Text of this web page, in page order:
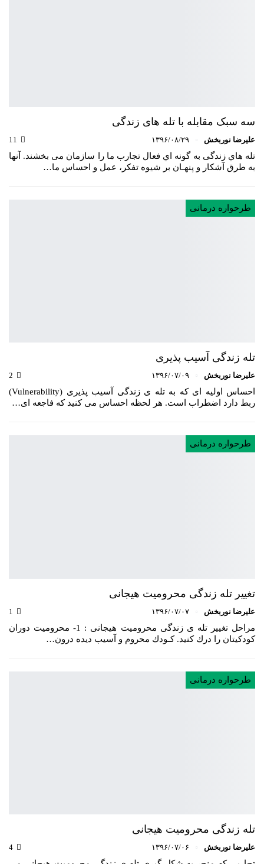
سه سبک مقابله با تله های زندگی
علیرضا نوربخش ۱۳۹۶/۰۸/۲۹
تله هاي زندگی به گونه اي فعال تجارب ما را سازمان می بخشند. آنها
به طرق آشکار و پنهـان بر شیوه تفکر، عمل و احساس ما…
طرحواره درمانی
تله زندگی آسیب پذیری
علیرضا نوربخش ۱۳۹۶/۰۷/۰۹
احساس اولیه ای که به تله ی زندگی آسیب پذیری (Vulnerability)
ربط دارد اضطراب است. هر لحظه احساس می کنید که فاجعه ای…
طرحواره درمانی
تغییر تله زندگی محرومیت هیجانی
علیرضا نوربخش ۱۳۹۶/۰۷/۰۷
مراحل تغییر تله ی زندگی محرومیت هیجانی : 1- محرومیت دوران
کودکیتان را درك کنید. کـودك محروم و آسیب دیده درون…
طرحواره درمانی
تله زندگی محرومیت هیجانی
علیرضا نوربخش ۱۳۹۶/۰۷/۰۶